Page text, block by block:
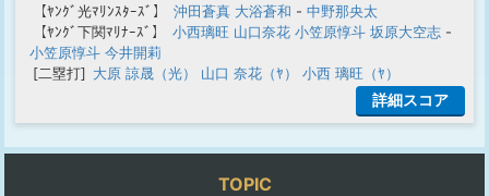
【ﾔﾝｸﾞ光ﾏﾘﾝｽﾀｰｽﾞ】
沖田蒼真 大浴蒼和 - 中野那央太
【ﾔﾝｸﾞ下関ﾏﾘﾅｰｽﾞ】
小西璃旺 山口奈花 小笠原惇斗 坂原大空志 -
小笠原惇斗 今井開莉
[二塁打] 大原 諒晟（光） 山口 奈花（ﾔ） 小西 璃旺（ﾔ）
詳細スコア
TOPIC